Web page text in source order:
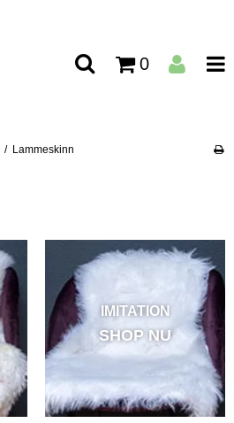
0
/ Lammeskinn
IMITATION
SHOP NU